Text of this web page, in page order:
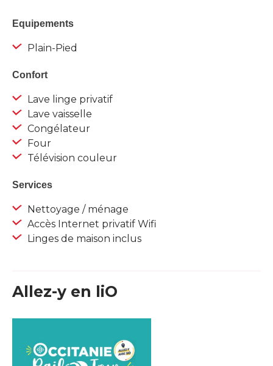
Equipements
Plain-Pied
Confort
Lave linge privatif
Lave vaisselle
Congélateur
Four
Télévision couleur
Services
Nettoyage / ménage
Accès Internet privatif Wifi
Linges de maison inclus
Allez-y en liO